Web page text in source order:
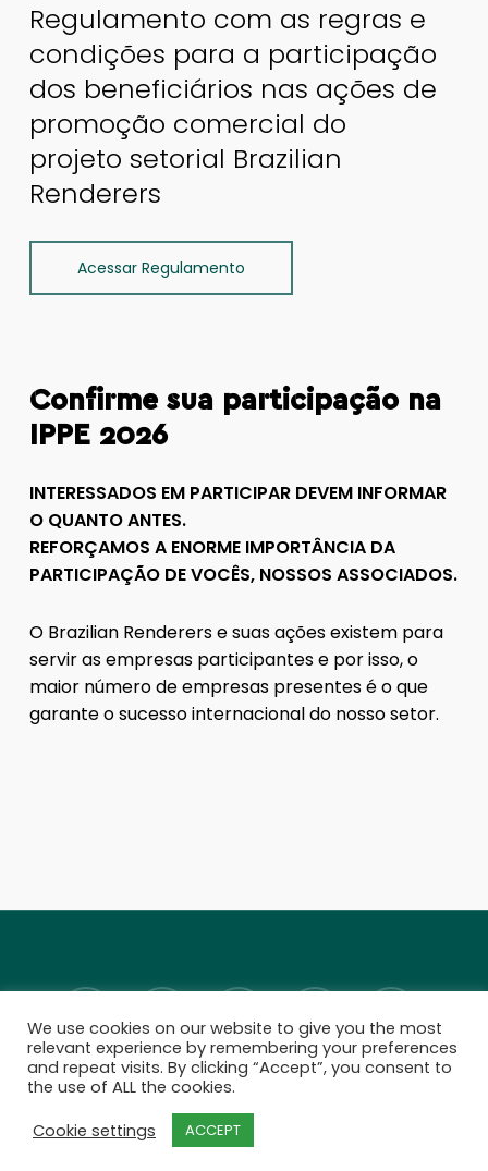
Regulamento com as regras e
condições para a participação
dos beneficiários nas ações de
promoção comercial do
projeto setorial Brazilian
Renderers
Acessar Regulamento
Confirme sua participação na
IPPE 2026
INTERESSADOS EM PARTICIPAR DEVEM INFORMAR
O QUANTO ANTES.
REFORÇAMOS A ENORME IMPORTÂNCIA DA
PARTICIPAÇÃO DE VOCÊS, NOSSOS ASSOCIADOS.
O Brazilian Renderers e suas ações existem para
servir as empresas participantes e por isso, o
maior número de empresas presentes é o que
garante o sucesso internacional do nosso setor.
twitter facebook linkedin youtube instagram
email
We use cookies on our website to give you the most
relevant experience by remembering your preferences
and repeat visits. By clicking “Accept”, you consent to
the use of ALL the cookies.
Cookie settings
ACCEPT